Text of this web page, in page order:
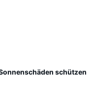
schützen